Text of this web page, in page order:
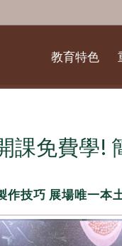
教育特色
課免費學!
作技巧 展場唯一本